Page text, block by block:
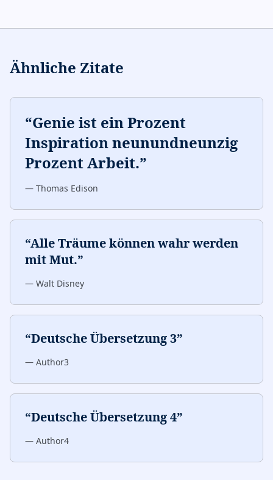
Ähnliche Zitate
“Genie ist ein Prozent
Inspiration neunundneunzig
Prozent Arbeit.”
— Thomas Edison
“Alle Träume können wahr werden
mit Mut.”
— Walt Disney
“Deutsche Übersetzung 3”
— Author3
“Deutsche Übersetzung 4”
— Author4